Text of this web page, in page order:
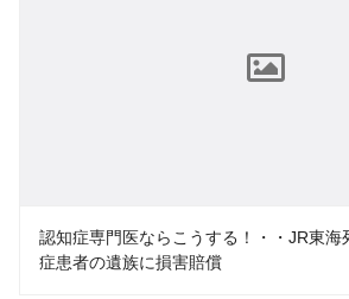
認知症専門医ならこうする！・・JR東海
症患者の遺族に損害賠償